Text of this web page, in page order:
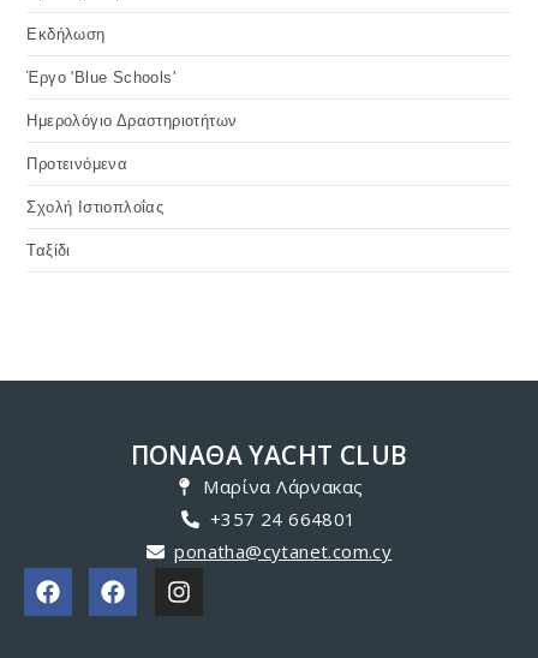
Εκδήλωση
Έργο 'Blue Schools'
Ημερολόγιο Δραστηριοτήτων
Προτεινόμενα
Σχολή Ιστιοπλοΐας
Ταξίδι
ΠΟΝΑΘΑ YACHT CLUB
Μαρίνα Λάρνακας
+357 24 664801
ponatha@cytanet.com.cy